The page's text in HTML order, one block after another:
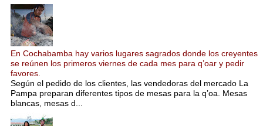
En Cochabamba hay varios lugares sagrados donde los creyentes
se reúnen los primeros viernes de cada mes para q’oar y pedir
favores.
Según el pedido de los clientes, las vendedoras del mercado La
Pampa preparan diferentes tipos de mesas para la q’oa. Mesas
blancas, mesas d...